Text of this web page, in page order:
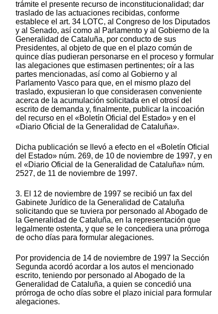
trámite el presente recurso de inconstitucionalidad; dar
traslado de las actuaciones recibidas, conforme
establece el art. 34 LOTC, al Congreso de los Diputados
y al Senado, así como al Parlamento y al Gobierno de la
Generalidad de Cataluña, por conducto de sus
Presidentes, al objeto de que en el plazo común de
quince días pudieran personarse en el proceso y formular
las alegaciones que estimasen pertinentes; oír a las
partes mencionadas, así como al Gobierno y al
Parlamento Vasco para que, en el mismo plazo del
traslado, expusieran lo que considerasen conveniente
acerca de la acumulación solicitada en el otrosí del
escrito de demanda y, finalmente, publicar la incoación
del recurso en el «Boletín Oficial del Estado» y en el
«Diario Oficial de la Generalidad de Cataluña».
Dicha publicación se llevó a efecto en el «Boletín Oficial
del Estado» núm. 269, de 10 de noviembre de 1997, y en
el «Diario Oficial de la Generalidad de Cataluña» núm.
2527, de 11 de noviembre de 1997.
3. El 12 de noviembre de 1997 se recibió un fax del
Gabinete Jurídico de la Generalidad de Cataluña
solicitando que se tuviera por personado al Abogado de
la Generalidad de Cataluña, en la representación que
legalmente ostenta, y que se le concediera una prórroga
de ocho días para formular alegaciones.
Por providencia de 14 de noviembre de 1997 la Sección
Segunda acordó acordar a los autos el mencionado
escrito, teniendo por personado al Abogado de la
Generalidad de Cataluña, a quien se concedió una
prórroga de ocho días sobre el plazo inicial para formular
alegaciones.